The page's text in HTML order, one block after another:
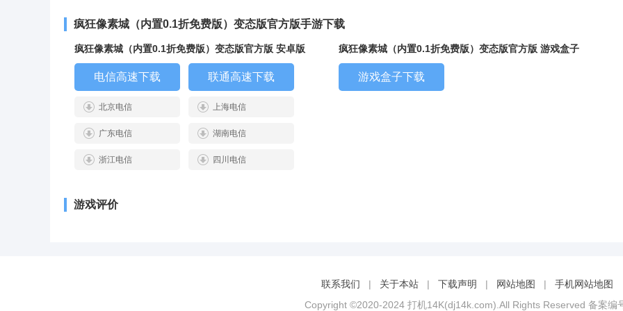
疯狂像素城（内置0.1折免费版）变态版官方版手游下载
疯狂像素城（内置0.1折免费版）变态版官方版 安卓版
电信高速下载 联通高速下载
北京电信 上海电信
广东电信 湖南电信
浙江电信 四川电信
疯狂像素城（内置0.1折免费版）变态版官方版 游戏盒子
游戏盒子下载
游戏评价
联系我们 | 关于本站 | 下载声明 | 网站地图 |
手机网站地图
Copyright ©2020-2024 打机14K(dj14k.com).All Rights Reserved 备案编